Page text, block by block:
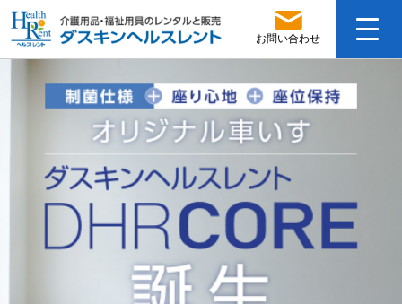
お問い合わせ